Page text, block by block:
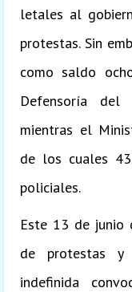
letales al
protestas. Sin
como saldo
Defensoría del
mientras el
de los cuales
policiales.
Este 13 de junio
de protestas
indefinida